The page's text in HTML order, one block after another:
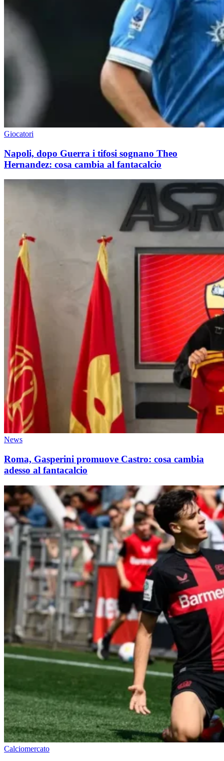
Giocatori
Napoli, dopo Guerra i tifosi sognano Theo
Hernandez: cosa cambia al fantacalcio
News
Roma, Gasperini promuove Castro: cosa cambia
adesso al fantacalcio
Calciomercato